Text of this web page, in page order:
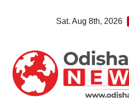
Sat. Aug 8th, 2026